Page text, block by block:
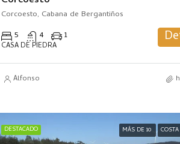
Corcoesto, Cabana de Bergantiños
5 4 1
CASA DE PIEDRA
Alfonso
DESTACADO MÁS DE 10